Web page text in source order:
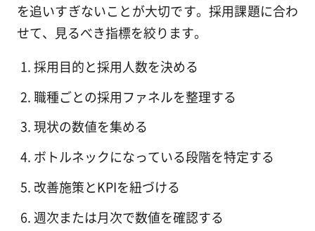
を追いすぎないことが大切です。採用課題に合わ
せて、見るべき指標を絞ります。
採用目的と採用人数を決める
職種ごとの採用ファネルを整理する
現状の数値を集める
ボトルネックになっている段階を特定する
改善施策とKPIを紐づける
週次または月次で数値を確認する